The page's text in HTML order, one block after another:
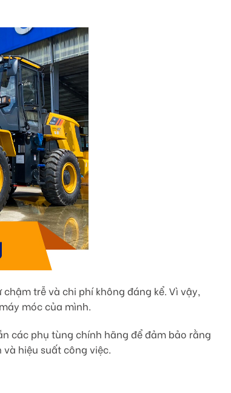
trễ và chi phí không đáng kể. Vì vậy,
móc của mình.
các phụ tùng chính hãng để đảm bảo rằng
hiệu suất công việc.